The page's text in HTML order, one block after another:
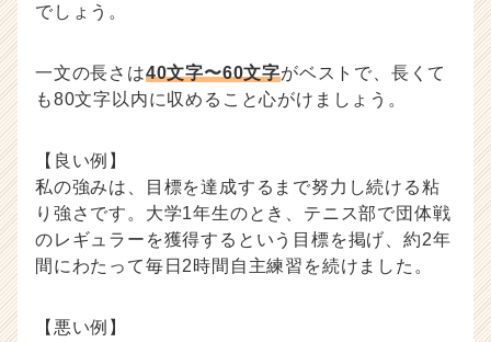
でしょう。
一文の長さは40文字〜60文字がベストで、長くて
も80文字以内に収めること心がけましょう。
【良い例】
私の強みは、目標を達成するまで努力し続ける粘
り強さです。大学1年生のとき、テニス部で団体戦
のレギュラーを獲得するという目標を掲げ、約2年
間にわたって毎日2時間自主練習を続けました。
【悪い例】